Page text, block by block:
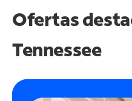
Ofertas
Tennessee